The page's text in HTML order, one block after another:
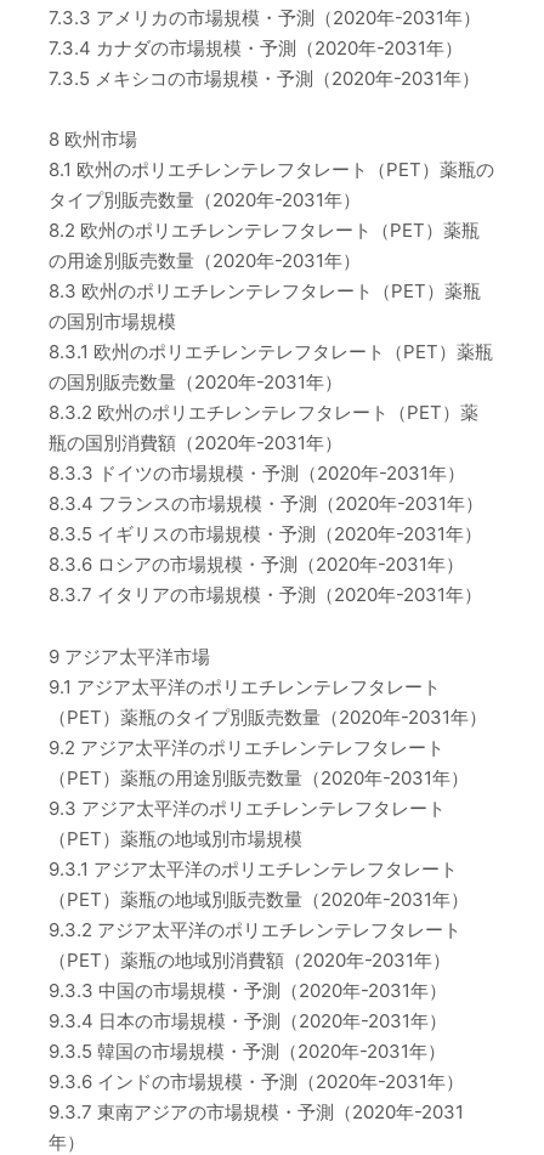
7.3.3 アメリカの市場規模・予測（2020年-2031年）
7.3.4 カナダの市場規模・予測（2020年-2031年）
7.3.5 メキシコの市場規模・予測（2020年-2031年）
8 欧州市場
8.1 欧州のポリエチレンテレフタレート（PET）薬瓶の
タイプ別販売数量（2020年-2031年）
8.2 欧州のポリエチレンテレフタレート（PET）薬瓶
の用途別販売数量（2020年-2031年）
8.3 欧州のポリエチレンテレフタレート（PET）薬瓶
の国別市場規模
8.3.1 欧州のポリエチレンテレフタレート（PET）薬瓶
の国別販売数量（2020年-2031年）
8.3.2 欧州のポリエチレンテレフタレート（PET）薬
瓶の国別消費額（2020年-2031年）
8.3.3 ドイツの市場規模・予測（2020年-2031年）
8.3.4 フランスの市場規模・予測（2020年-2031年）
8.3.5 イギリスの市場規模・予測（2020年-2031年）
8.3.6 ロシアの市場規模・予測（2020年-2031年）
8.3.7 イタリアの市場規模・予測（2020年-2031年）
9 アジア太平洋市場
9.1 アジア太平洋のポリエチレンテレフタレート
（PET）薬瓶のタイプ別販売数量（2020年-2031年）
9.2 アジア太平洋のポリエチレンテレフタレート
（PET）薬瓶の用途別販売数量（2020年-2031年）
9.3 アジア太平洋のポリエチレンテレフタレート
（PET）薬瓶の地域別市場規模
9.3.1 アジア太平洋のポリエチレンテレフタレート
（PET）薬瓶の地域別販売数量（2020年-2031年）
9.3.2 アジア太平洋のポリエチレンテレフタレート
（PET）薬瓶の地域別消費額（2020年-2031年）
9.3.3 中国の市場規模・予測（2020年-2031年）
9.3.4 日本の市場規模・予測（2020年-2031年）
9.3.5 韓国の市場規模・予測（2020年-2031年）
9.3.6 インドの市場規模・予測（2020年-2031年）
9.3.7 東南アジアの市場規模・予測（2020年-2031
年）